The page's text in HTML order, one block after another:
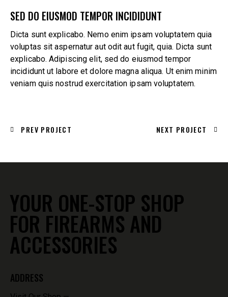
East Lyme , CT 06333
SED DO EIUSMOD TEMPOR INCIDIDUNT
Dicta sunt explicabo. Nemo enim ipsam voluptatem quia
voluptas sit aspernatur aut odit aut fugit, quia. Dicta sunt
explicabo. Adipiscing elit, sed do eiusmod tempor
incididunt ut labore et dolore magna aliqua. Ut enim minim
veniam quis nostrud exercitation ipsam voluptatem.
PREV PROJECT NEXT PROJECT
YOUR ONE-STOP SHOP
FOR FIREARMS AND
ACCESSORIES
ADDRESS